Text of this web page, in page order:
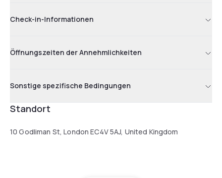
Check-in-Informationen
Öffnungszeiten der Annehmlichkeiten
Sonstige spezifische Bedingungen
Standort
10 Godliman St, London EC4V 5AJ, United Kingdom